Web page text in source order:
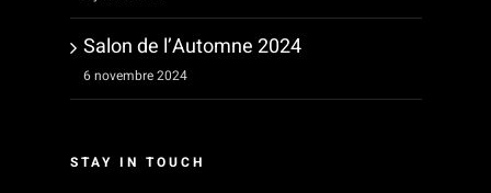
Salon de l’Automne 2024
6 novembre 2024
STAY IN TOUCH